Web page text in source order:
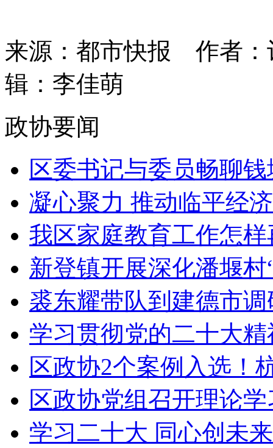
来源：都市快报 作者
辑：李佳萌
政协要闻
区委书记与委员畅聊
凝心聚力 推动临平经
我区家庭教育工作怎
新登镇开展深化潘堰
裘东耀带队到建德市
学习贯彻党的二十大
区政协2个案例入选！
区政协党组召开理论
学习二十大 同心创未